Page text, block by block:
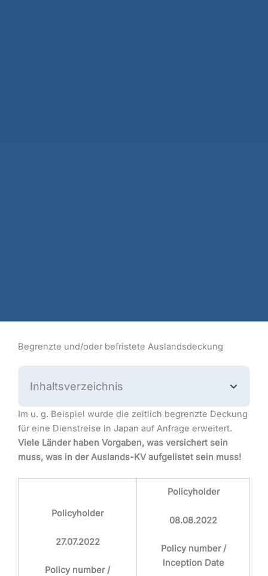
Begrenzte und/oder befristete Auslandsdeckung
Inhaltsverzeichnis
Im u. g. Beispiel wurde die zeitlich begrenzte Deckung
für eine Dienstreise in Japan auf Anfrage erweitert.
Viele Länder haben Vorgaben, was versichert sein
muss, was in der Auslands-KV aufgelistet sein muss!
Policyholder
27.07.2022
Policy number /
Policyholder
08.08.2022
Policy number /
lnception Date